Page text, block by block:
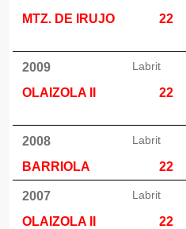
MTZ. DE IRUJO
22
2009
OLAIZOLA II
22
Labrit
2008
BARRIOLA
22
Labrit
2007
OLAIZOLA II
22
Labrit